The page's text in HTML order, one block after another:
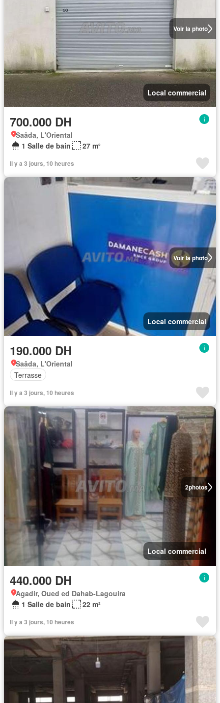
Voir la photo
Local commercial
700.000 DH
Saâda, L'Oriental
1 Salle de bain
27 m²
Il y a 3 jours, 10 heures
Voir la photo
Local commercial
190.000 DH
Saâda, L'Oriental
Terrasse
Il y a 3 jours, 10 heures
2photos
Local commercial
440.000 DH
Agadir, Oued ed Dahab-Lagouira
1 Salle de bain
22 m²
Il y a 3 jours, 10 heures